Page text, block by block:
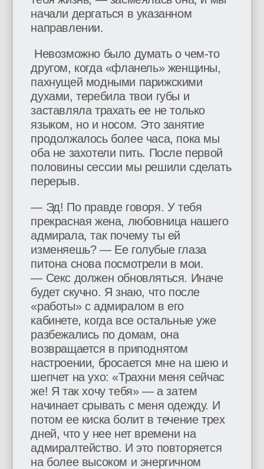
начали дергаться в указанном
направлении.
Невозможно было думать о чем-то
другом, когда «фланель» женщины,
пахнущей модными парижскими
духами, теребила твои губы и
заставляла трахать ее не только
языком, но и носом. Это занятие
продолжалось более часа, пока мы
оба не захотели пить. После первой
половины сессии мы решили сделать
перерыв.
— Эд! По правде говоря. У тебя
прекрасная жена, любовница нашего
адмирала, так почему ты ей
изменяешь? — Ее голубые глаза
питона снова посмотрели в мои.
— Секс должен обновляться. Иначе
будет скучно. Я знаю, что после
«работы» с адмиралом в его
кабинете, когда все остальные уже
разбежались по домам, она
возвращается в приподнятом
настроении, бросается мне на шею и
шепчет на ухо: «Трахни меня сейчас
же! Я так хочу тебя» — а затем
начинает срывать с меня одежду. И
потом ее киска болит в течение трех
дней, что у нее нет времени на
адмиралтейство. И это повторяется
на более высоком и энергичном